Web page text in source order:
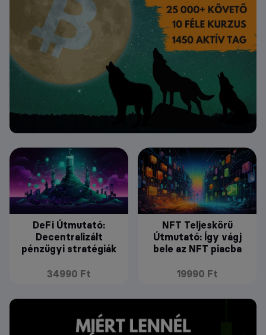
DeFi Útmutató:
Decentralizált
pénzügyi stratégiák
34990 Ft
NFT Teljeskörű
Útmutató: Így vágj
bele az NFT piacba
19990 Ft